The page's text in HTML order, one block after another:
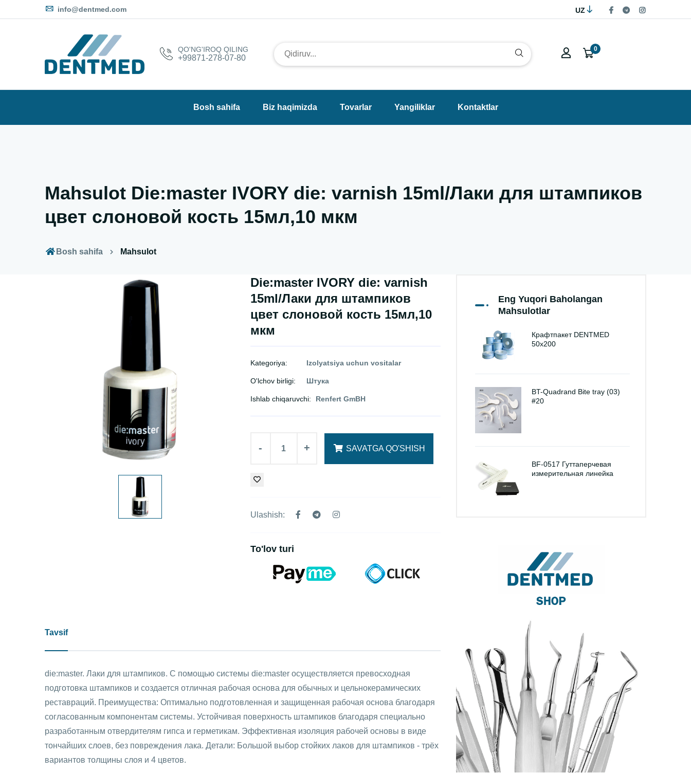
info@dentmed.com UZ
QO'NG'IROQ QILING
+99871-278-07-80
0
Bosh sahifa Biz haqimizda Tovarlar Yangiliklar Kontaktlar
Mahsulot Die:master IVORY die: varnish 15ml/Лаки для штампиков
цвет слоновой кость 15мл,10 мкм
Bosh sahifa Mahsulot
Die:master IVORY die: varnish
15ml/Лаки для штампиков
цвет слоновой кость 15мл,10
мкм
Kategoriya: Izolyatsiya uchun vositalar
O'lchov birligi: Штука
Ishlab chiqaruvchi: Renfert GmBH
- + SAVATGA QO'SHISH
Ulashish:
To'lov turi
Tavsif
die:master. Лаки для штампиков. С помощью системы die:master осуществляется превосходная
подготовка штампиков и создается отличная рабочая основа для обычных и цельнокерамических
реставраций. Преимущества: Оптимально подготовленная и защищенная рабочая основа благодаря
согласованным компонентам системы. Устойчивая поверхность штампиков благодаря специально
разработанным отвердителям гипса и герметикам. Эффективная изоляция рабочей основы в виде
тончайших слоев, без повреждения лака. Детали: Большой выбор стойких лаков для штампиков - трёх
вариантов толщины слоя и 4 цветов.
Eng Yuqori Baholangan
Mahsulotlar
Крафтпакет DENTMED
50х200
BT-Quadrand Bite tray (03)
#20
BF-0517 Гуттаперчевая
измерительная линейка